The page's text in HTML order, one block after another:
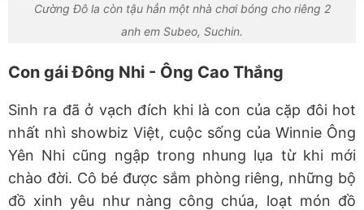
Cường Đô la còn tậu hẳn một nhà chơi bóng cho riêng 2
anh em Subeo, Suchin.
Con gái Đông Nhi - Ông Cao Thắng
Sinh ra đã ở vạch đích khi là con của cặp đôi hot
nhất nhì showbiz Việt, cuộc sống của Winnie Ông
Yên Nhi cũng ngập trong nhung lụa từ khi mới
chào đời. Cô bé được sắm phòng riêng, những bộ
đồ xinh yêu như nàng công chúa, loạt món đồ